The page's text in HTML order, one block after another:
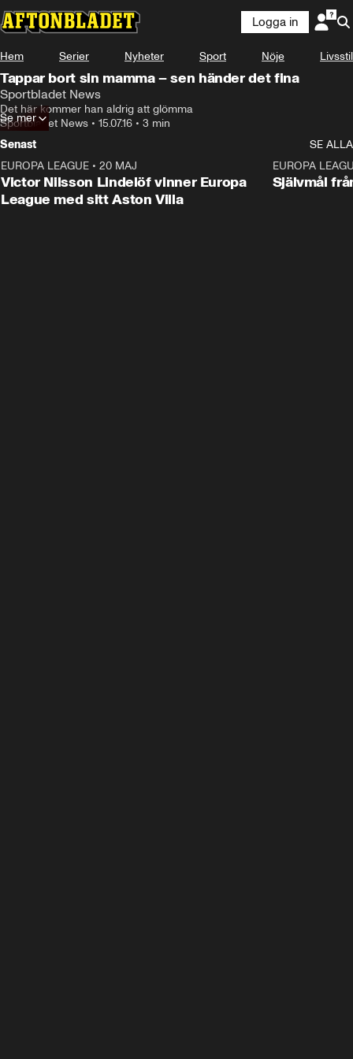
Logga in
Hem Serier Nyheter Sport Nöje Livsstil
Tappar bort sin mamma – sen händer det fina
Sportbladet News
Det här kommer han aldrig att glömma
Sportbladet News • 15.07.16 • 3 min
Se mer
Senast
SE ALLA
EUROPA LEAGUE • 20 MAJ
Victor Nilsson Lindelöf vinner Europa
League med sitt Aston Villa
EUROPA
Självmål